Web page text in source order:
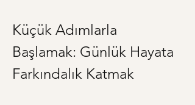
Küçük Adımlarla
Başlamak: Günlük Hayata
Farkındalık Katmak